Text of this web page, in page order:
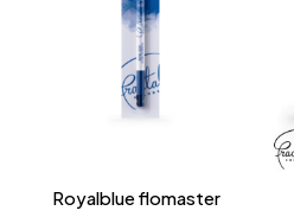
Royalblue flomaster